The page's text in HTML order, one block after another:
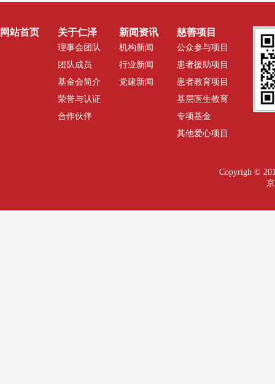
网站首页 关于仁泽
理事会团队
团队成员
基金会简介
荣誉与认证
合作伙伴
新闻资讯
机构新闻
行业新闻
党建新闻
慈善项目
公众参与项目
患者援助项目
患者教育项目
基层医生教育
专项基金
其他爱心项目
Copyrigh ©